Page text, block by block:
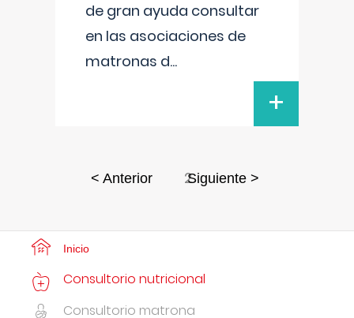
de gran ayuda consultar
en las asociaciones de
matronas d...
+
< Anterior 2Siguiente >
Inicio
Consultorio nutricional
Consultorio matrona